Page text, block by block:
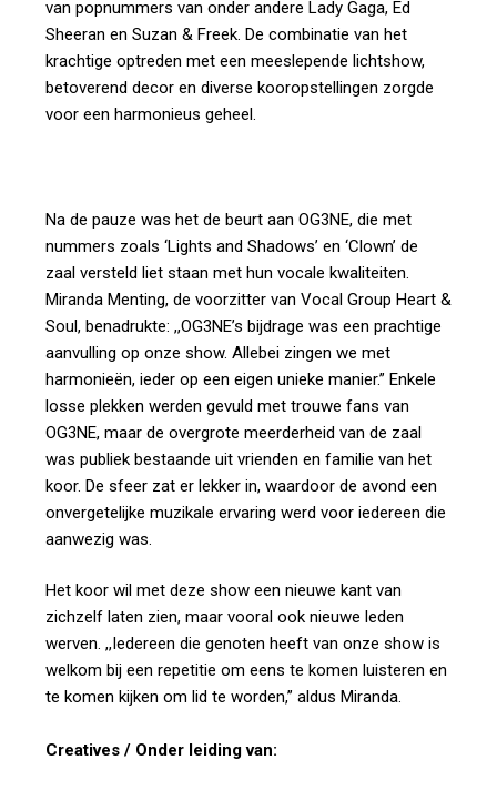
van popnummers van onder andere Lady Gaga, Ed
Sheeran en Suzan & Freek. De combinatie van het
krachtige optreden met een meeslepende lichtshow,
betoverend decor en diverse kooropstellingen zorgde
voor een harmonieus geheel.
Na de pauze was het de beurt aan OG3NE, die met
nummers zoals ‘Lights and Shadows’ en ‘Clown’ de
zaal versteld liet staan met hun vocale kwaliteiten.
Miranda Menting, de voorzitter van Vocal Group Heart &
Soul, benadrukte: ,,OG3NE’s bijdrage was een prachtige
aanvulling op onze show. Allebei zingen we met
harmonieën, ieder op een eigen unieke manier.” Enkele
losse plekken werden gevuld met trouwe fans van
OG3NE, maar de overgrote meerderheid van de zaal
was publiek bestaande uit vrienden en familie van het
koor. De sfeer zat er lekker in, waardoor de avond een
onvergetelijke muzikale ervaring werd voor iedereen die
aanwezig was.
Het koor wil met deze show een nieuwe kant van
zichzelf laten zien, maar vooral ook nieuwe leden
werven. ,,Iedereen die genoten heeft van onze show is
welkom bij een repetitie om eens te komen luisteren en
te komen kijken om lid te worden,” aldus Miranda.
Creatives / Onder leiding van: